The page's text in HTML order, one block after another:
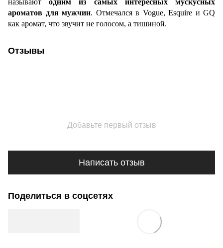
называютодним из самых интересных мускусных
ароматов для мужчин. Отмечался в Vogue, Esquire и GQ
как аромат, что звучит не голосом, а тишиной.
Отзывы
Добавьте первый отзыв
Написать отзыв
Поделиться в соцсетях